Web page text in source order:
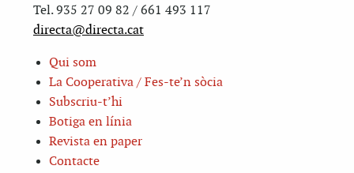
Tel. 935 27 09 82 / 661 493 117
directa@directa.cat
Qui som
La Cooperativa / Fes-te’n sòcia
Subscriu-t’hi
Botiga en línia
Revista en paper
Contacte